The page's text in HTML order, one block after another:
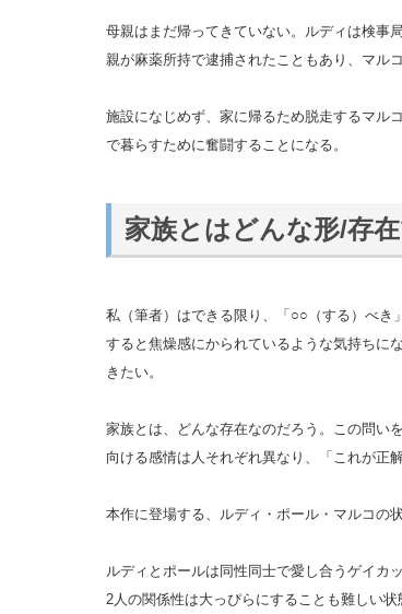
母親はまだ帰ってきていない。ルディは検事
親が麻薬所持で逮捕されたこともあり、マル
施設になじめず、家に帰るため脱走するマル
で暮らすために奮闘することになる。
家族とはどんな形/存
私（筆者）はできる限り、「○○（する）べき
すると焦燥感にかられているような気持ちに
きたい。
家族とは、どんな存在なのだろう。この問い
向ける感情は人それぞれ異なり、「これが正
本作に登場する、ルディ・ポール・マルコの
ルディとポールは同性同士で愛し合うゲイカ
2人の関係性は大っぴらにすることも難しい